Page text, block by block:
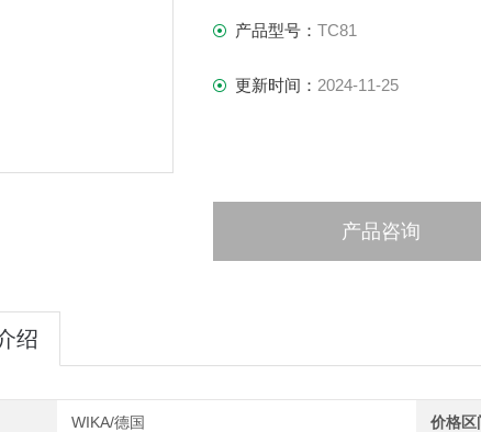
产品型号： TC81
更新时间： 2024-11-25
产品咨询
绍
WIKA/德国 价格区